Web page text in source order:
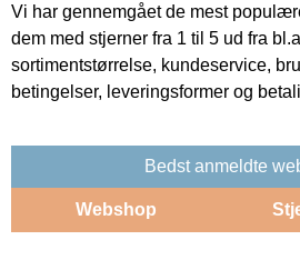
Vi har gennemgået de mest
dem med stjerner fra 1 til 5 ud fra
sortimentstørrelse, kundeservice,
betingelser, leveringsformer og
Bedst anmeldte
Webshop